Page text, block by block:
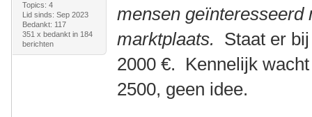
Topics: 4
Lid sinds: Sep 2023
Bedankt: 117
351 x bedankt in 184
berichten
mensen geïnteresseerd
marktplaats. Staat er
2000 €. Kennelijk
2500, geen idee.